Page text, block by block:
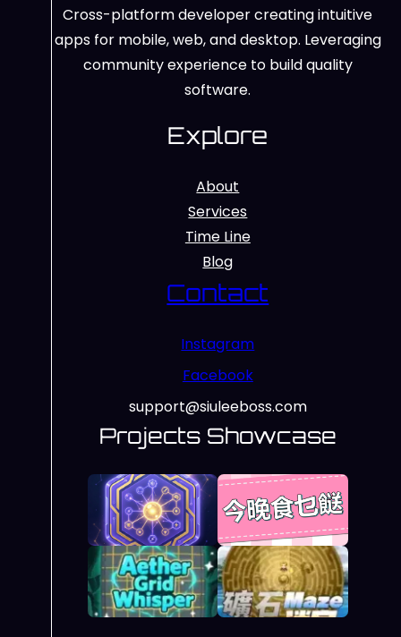
Cross-platform developer creating intuitive
apps for mobile, web, and desktop. Leveraging
community experience to build quality
software.
Explore
About
Services
Time Line
Blog
Contact
Instagram
Facebook
support@siuleeboss.com
Projects Showcase